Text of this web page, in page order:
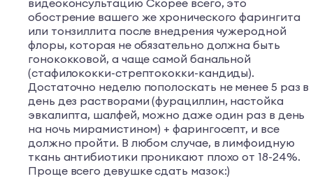
видеоконсультацию Скорее всего, это
обострение вашего же хронического фарингита
или тонзиллита после внедрения чужеродной
флоры, которая не обязательно должна быть
гонококковой, а чаще самой банальной
(стафилококки-стрептококки-кандиды).
Достаточно неделю пополоскать не менее 5 раз в
день дез растворами (фурациллин, настойка
эвкалипта, шалфей, можно даже один раз в день
на ночь мирамистином) + фарингосепт, и все
должно пройти. В любом случае, в лимфоидную
ткань антибиотики проникают плохо от 18-24%.
Проще всего девушке сдать мазок:)